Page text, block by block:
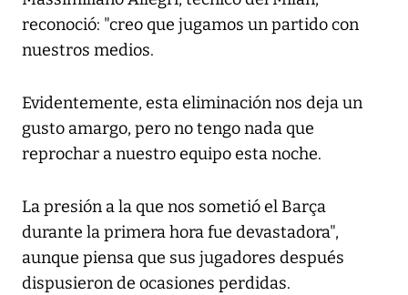
reconoció: "creo que jugamos un partido con
nuestros medios.
Evidentemente, esta eliminación nos deja un
gusto amargo, pero no tengo nada que
reprochar a nuestro equipo esta noche.
La presión a la que nos sometió el Barça
durante la primera hora fue devastadora",
aunque piensa que sus jugadores después
dispusieron de ocasiones perdidas.